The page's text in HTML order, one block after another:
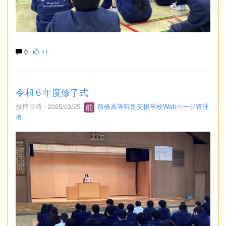
0 11
令和６年度修了式
投稿日時 : 2025/03/25
前橋高等特別支援学校Webページ管理
者